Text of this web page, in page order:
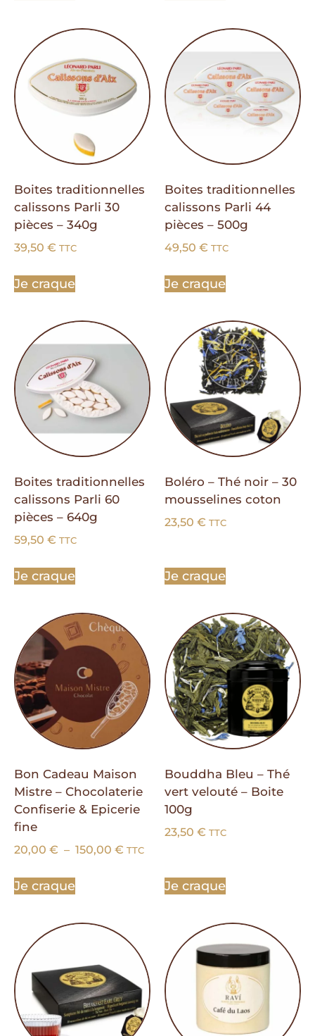
Boites traditionnelles
calissons Parli 30
pièces – 340g
39,50 € TTC
Je craque
Boites traditionnelles
calissons Parli 44
pièces – 500g
49,50 € TTC
Je craque
Boites traditionnelles
calissons Parli 60
pièces – 640g
59,50 € TTC
Je craque
Boléro – Thé noir – 30
mousselines coton
23,50 € TTC
Je craque
Bon Cadeau Maison
Mistre – Chocolaterie
Confiserie & Epicerie
fine
20,00 € – 150,00 € TTC
Je craque
Bouddha Bleu – Thé
vert velouté – Boite
100g
23,50 € TTC
Je craque